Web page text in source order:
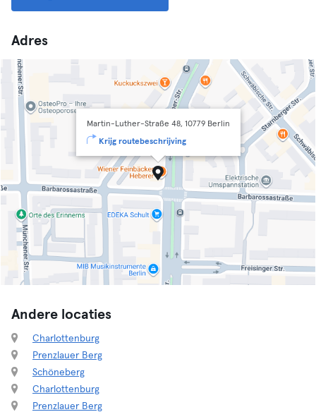
Adres
Martin-Luther-Straße 48, 10779 Berlin
Krijg routebeschrijving
Andere locaties
Charlottenburg
Prenzlauer Berg
Schöneberg
Charlottenburg
Prenzlauer Berg